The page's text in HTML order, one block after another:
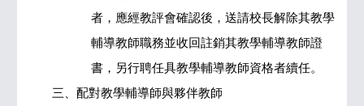
者，應經教評會確認後，送請校長解除其教學
輔導教師職務並收回註銷其教學輔導教師證
書，另行聘任具教學輔導教師資格者續任。
三、配對教學輔導師與夥伴教師